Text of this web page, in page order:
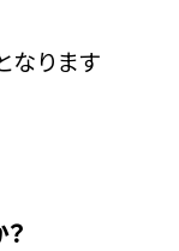
ります